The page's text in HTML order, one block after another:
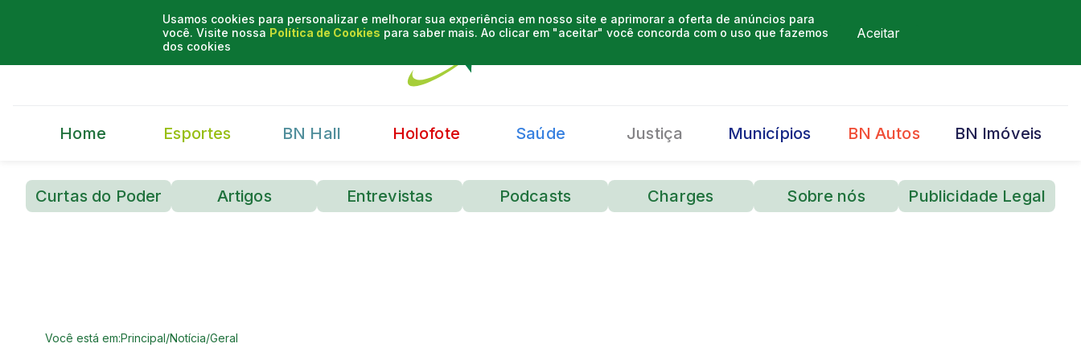
Usamos cookies para personalizar e melhorar sua experiência em nosso site e aprimorar a oferta de anúncios para
você. Visite nossa Política de Cookies para saber mais. Ao clicar em "aceitar" você concorda com o uso que fazemos
dos cookies
Aceitar
Home Esportes BN Hall Holofote Saúde Justiça Municípios BN Autos BN Imóveis
Curtas do Poder Artigos Entrevistas Podcasts Charges Sobre nós Publicidade Legal
Você está em:Principal/Notícia/Geral